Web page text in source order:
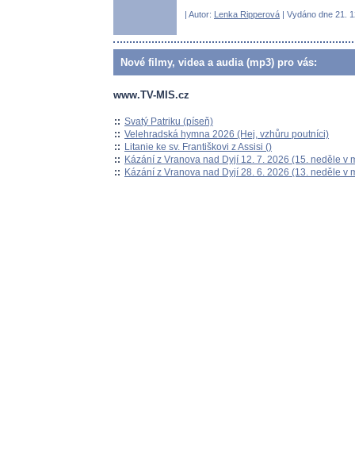
| Autor: Lenka Ripperová | Vydáno dne 21.
Nové filmy, videa a audia (mp3) pro vás:
www.TV-MIS.cz
:: Svatý Patriku (píseň)
:: Velehradská hymna 2026 (Hej, vzhůru poutníci)
:: Litanie ke sv. Františkovi z Assisi ()
:: Kázání z Vranova nad Dyjí 12. 7. 2026 (15. neděle v
:: Kázání z Vranova nad Dyjí 28. 6. 2026 (13. neděle v